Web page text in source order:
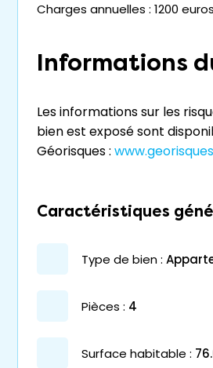
Charges annuelles : 1200
Informations
Les informations sur les
bien est exposé sont
Géorisques :
Caractéristiques
type de bien :
pièces : 4
surface habitable :